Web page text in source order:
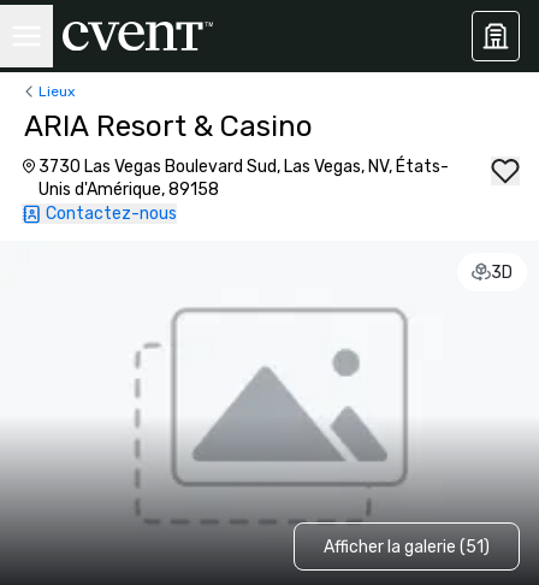
Lieux
ARIA Resort & Casino
3730 Las Vegas Boulevard Sud, Las Vegas, NV, États-
Unis d'Amérique, 89158
Contactez-nous
3D
Afficher la galerie (51)